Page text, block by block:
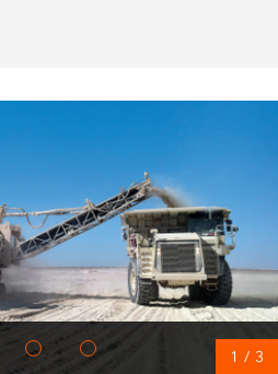
1 / 3